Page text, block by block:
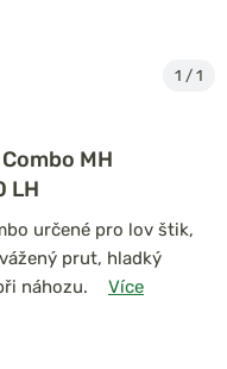
1 / 1
MH
LH
určené pro lov štik,
prut, hladký
náhozu.
Více